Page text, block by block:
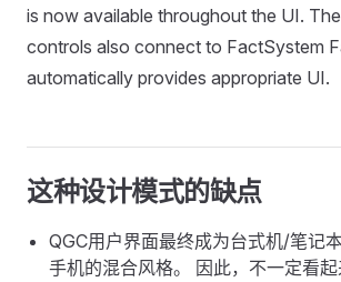
is now available throughout the UI.
controls also connect to FactSystem
automatically provides appropriate UI.
这种设计模式的缺点
QGC用户界面最终成为台式机/笔记
手机的混合风格。 因此，不一定看